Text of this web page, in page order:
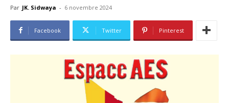
Par JK. Sidwaya - 6 novembre 2024
Facebook Twitter Pinterest